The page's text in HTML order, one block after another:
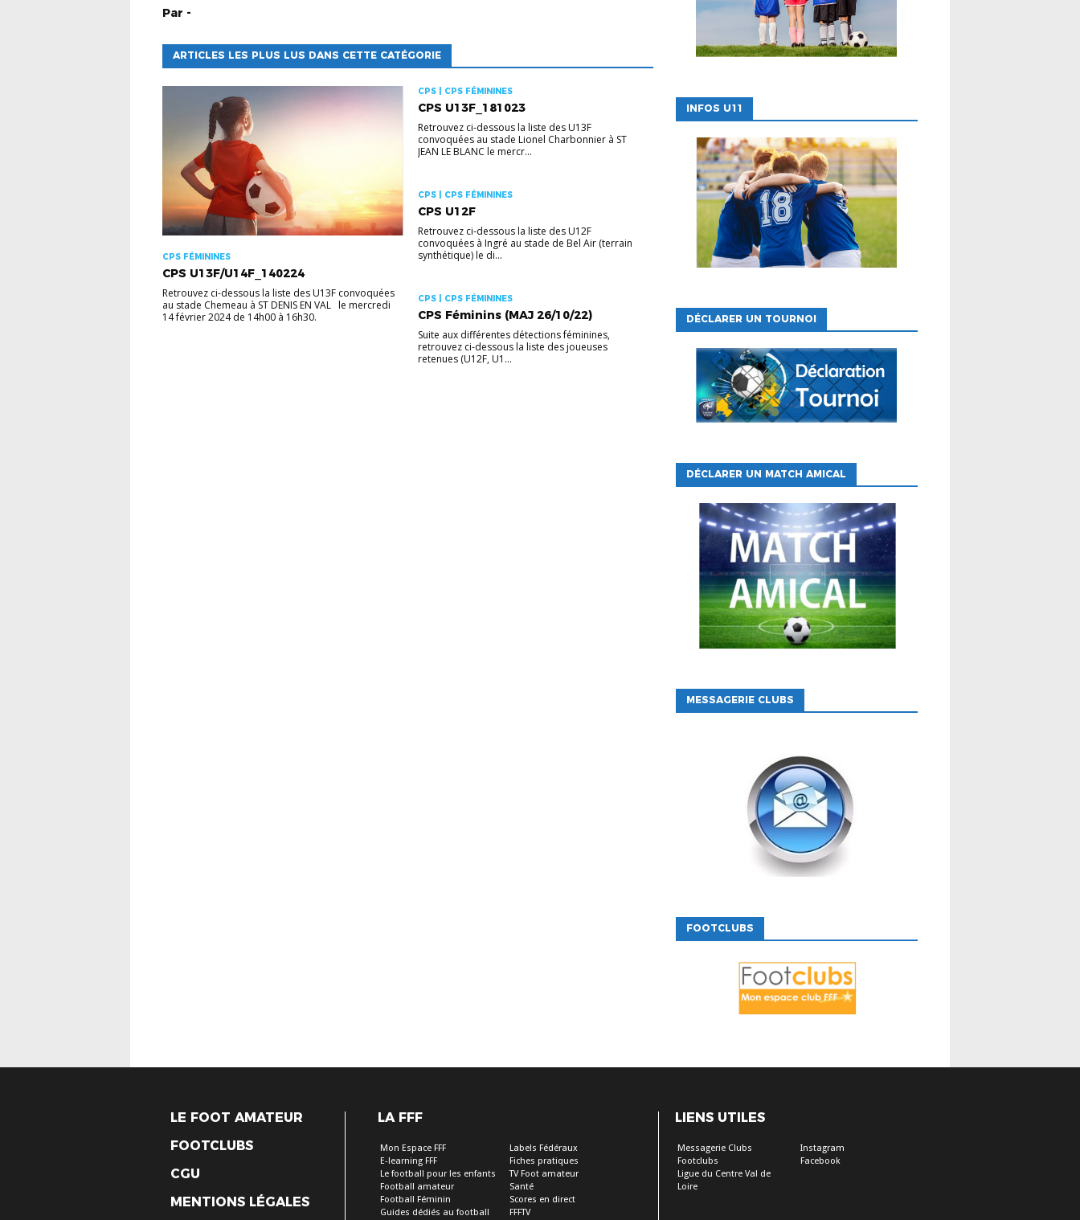
Par -
ARTICLES LES PLUS LUS DANS CETTE CATÉGORIE
CPS FÉMININES
CPS U13F/U14F_140224
Retrouvez ci-dessous la liste des U13F convoquées
au stade Chemeau à ST DENIS EN VAL le mercredi
14 février 2024 de 14h00 à 16h30.
CPS | CPS FÉMININES
CPS U13F_181023
Retrouvez ci-dessous la liste des U13F
convoquées au stade Lionel Charbonnier à ST
JEAN LE BLANC le mercr...
CPS | CPS FÉMININES
CPS U12F
Retrouvez ci-dessous la liste des U12F
convoquées à Ingré au stade de Bel Air (terrain
synthétique) le di...
CPS | CPS FÉMININES
CPS Féminins (MAJ 26/10/22)
Suite aux différentes détections féminines,
retrouvez ci-dessous la liste des joueuses
retenues (U12F, U1...
INFOS U11
DÉCLARER UN TOURNOI
DÉCLARER UN MATCH AMICAL
MESSAGERIE CLUBS
FOOTCLUBS
LE FOOT AMATEUR
FOOTCLUBS
CGU
MENTIONS LÉGALES
LA FFF
Mon Espace FFF
E-learning FFF
Le football pour les enfants
Football amateur
Football Féminin
Guides dédiés au football
Labels Fédéraux
Fiches pratiques
TV Foot amateur
Santé
Scores en direct
FFFTV
LIENS UTILES
Messagerie Clubs
Footclubs
Ligue du Centre Val de
Loire
Instagram
Facebook